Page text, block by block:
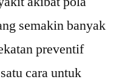
semakin banyak
preventif
cara untuk